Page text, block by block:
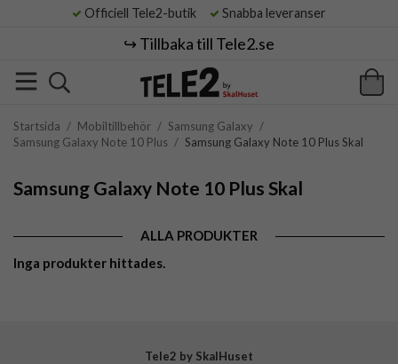
Officiell Tele2-butik Snabba leveranser
↪️ Tillbaka till Tele2.se
Startsida / Mobiltillbehör / Samsung Galaxy /
Samsung Galaxy Note 10 Plus / Samsung Galaxy Note 10 Plus Skal
Samsung Galaxy Note 10 Plus Skal
ALLA PRODUKTER
Inga produkter hittades.
Tele2 by SkalHuset